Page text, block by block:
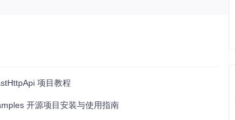
项目教程
开源项目安装与使用指南